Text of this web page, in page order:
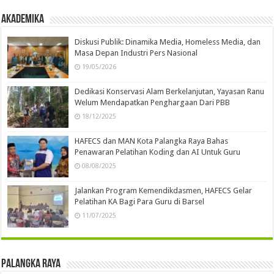
Akademika
Diskusi Publik: Dinamika Media, Homeless Media, dan
Masa Depan Industri Pers Nasional
19/05/2026
Dedikasi Konservasi Alam Berkelanjutan, Yayasan Ranu
Welum Mendapatkan Penghargaan Dari PBB
18/12/2025
HAFECS dan MAN Kota Palangka Raya Bahas
Penawaran Pelatihan Koding dan AI Untuk Guru
08/08/2025
Jalankan Program Kemendikdasmen, HAFECS Gelar
Pelatihan KA Bagi Para Guru di Barsel
11/07/2025
Palangka Raya